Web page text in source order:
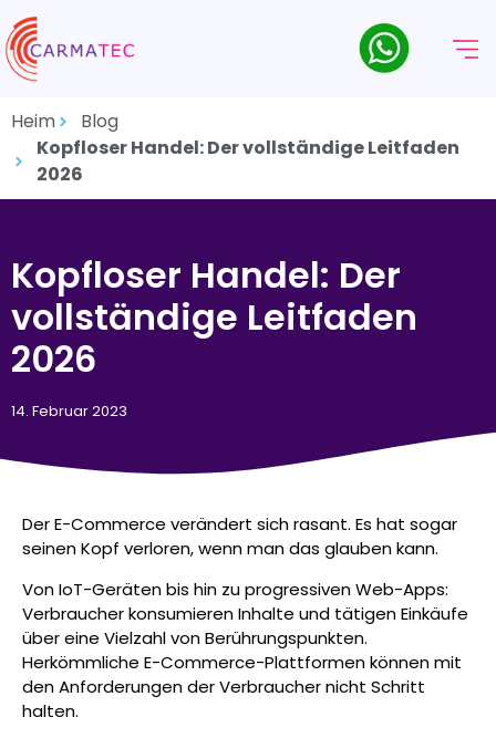
Heim
Blog
Kopfloser Handel: Der vollständige Leitfaden
2026
Kopfloser Handel: Der
vollständige Leitfaden
2026
14. Februar 2023
Der E-Commerce verändert sich rasant. Es hat sogar
seinen Kopf verloren, wenn man das glauben kann.
Von IoT-Geräten bis hin zu progressiven Web-Apps:
Verbraucher konsumieren Inhalte und tätigen Einkäufe
über eine Vielzahl von Berührungspunkten.
Herkömmliche E-Commerce-Plattformen können mit
den Anforderungen der Verbraucher nicht Schritt
halten.